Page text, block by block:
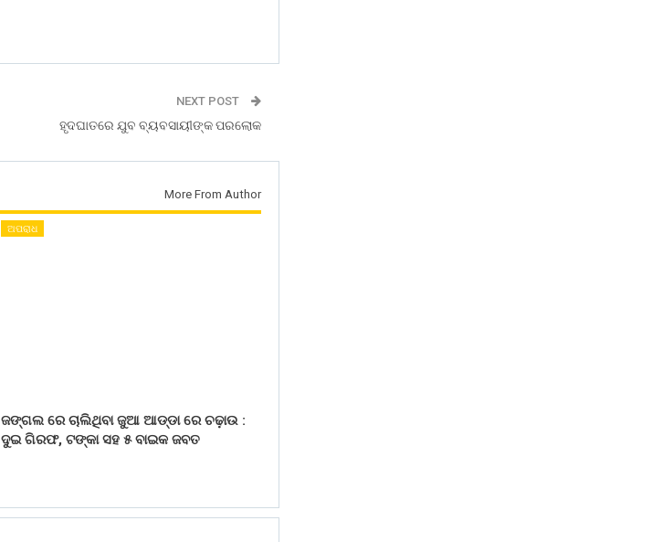
NEXT POST
ହୃଦଘାତରେ ଯୁବ ବ୍ୟବସାୟୀଙ୍କ ପରଲୋକ
More From Author
ଅପରାଧ
ଜଙ୍ଗଲ ରେ ଚାଲିଥିବା ଜୁଆ ଆଡ୍ଡା ରେ ଚଢ଼ାଉ :
ଦୁଇ ଗିରଫ, ଟଙ୍କା ସହ ୫ ବାଇକ ଜବତ